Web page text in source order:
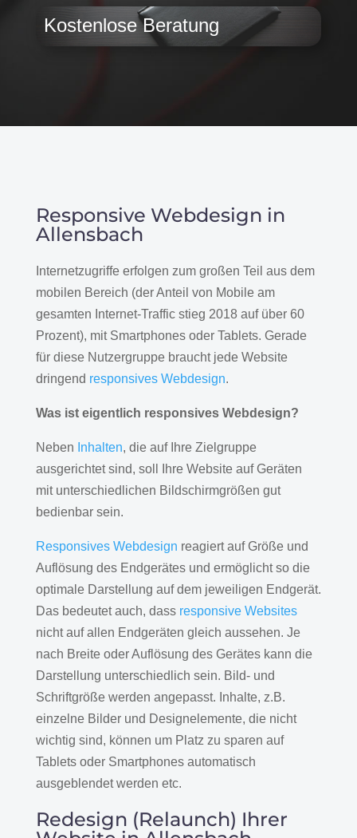
Kostenlose Beratung
Responsive Webdesign in
Allensbach
Internetzugriffe erfolgen zum großen Teil aus dem
mobilen Bereich (der Anteil von Mobile am
gesamten Internet-Traffic stieg 2018 auf über 60
Prozent), mit Smartphones oder Tablets. Gerade
für diese Nutzergruppe braucht jede Website
dringend responsives Webdesign.
Was ist eigentlich responsives Webdesign?
Neben Inhalten, die auf Ihre Zielgruppe
ausgerichtet sind, soll Ihre Website auf Geräten
mit unterschiedlichen Bildschirmgrößen gut
bedienbar sein.
Responsives Webdesign reagiert auf Größe und
Auflösung des Endgerätes und ermöglicht so die
optimale Darstellung auf dem jeweiligen Endgerät.
Das bedeutet auch, dass responsive Websites
nicht auf allen Endgeräten gleich aussehen. Je
nach Breite oder Auflösung des Gerätes kann die
Darstellung unterschiedlich sein. Bild- und
Schriftgröße werden angepasst. Inhalte, z.B.
einzelne Bilder und Designelemente, die nicht
wichtig sind, können um Platz zu sparen auf
Tablets oder Smartphones automatisch
ausgeblendet werden etc.
Redesign (Relaunch) Ihrer